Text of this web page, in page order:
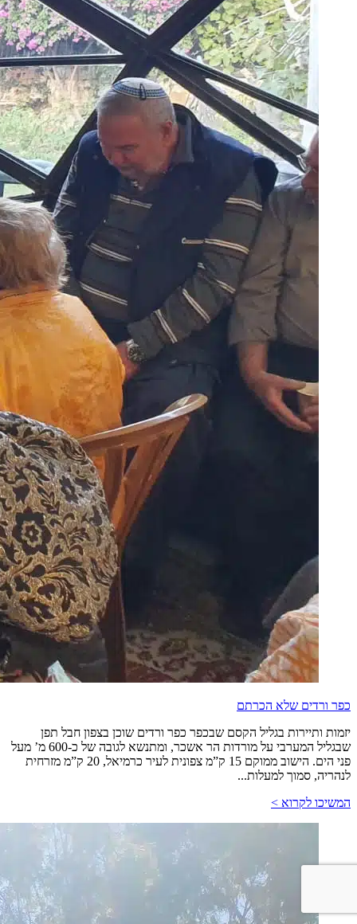
כפר ורדים שלא הכרתם
יזמות ותיירות בגליל הקסם שבכפר כפר ורדים שוכן בצפון חבל תפן
שבגליל המערבי על מורדות הר אשכר, ומתנשא לגובה של כ-600 מ’ מעל
פני הים. הישוב ממוקם 15 ק”מ צפונית לעיר כרמיאל, 20 ק”מ מזרחית
לנהריה, סמוך למעלות...
המשיכו לקרוא >